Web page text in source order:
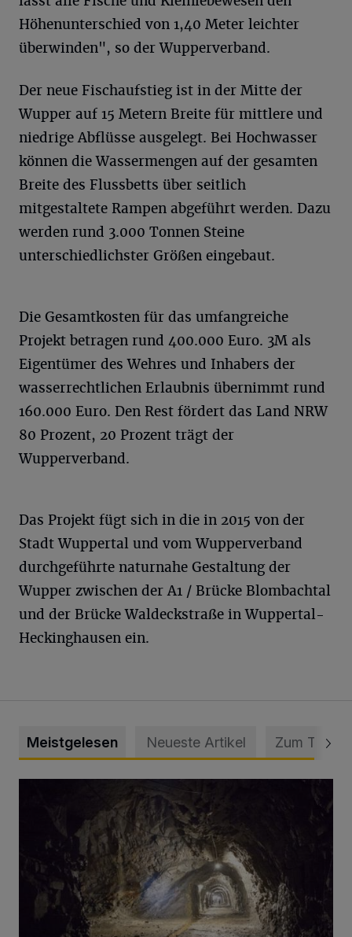
Höhenunterschied von 1,40 Meter leichter
überwinden", so der Wupperverband.
Der neue Fischaufstieg ist in der Mitte der
Wupper auf 15 Metern Breite für mittlere und
niedrige Abflüsse ausgelegt. Bei Hochwasser
können die Wassermengen auf der gesamten
Breite des Flussbetts über seitlich
mitgestaltete Rampen abgeführt werden. Dazu
werden rund 3.000 Tonnen Steine
unterschiedlichster Größen eingebaut.
Die Gesamtkosten für das umfangreiche
Projekt betragen rund 400.000 Euro. 3M als
Eigentümer des Wehres und Inhabers der
wasserrechtlichen Erlaubnis übernimmt rund
160.000 Euro. Den Rest fördert das Land NRW
80 Prozent, 20 Prozent trägt der
Wupperverband.
Das Projekt fügt sich in die in 2015 von der
Stadt Wuppertal und vom Wupperverband
durchgeführte naturnahe Gestaltung der
Wupper zwischen der A1 / Brücke Blombachtal
und der Brücke Waldeckstraße in Wuppertal-
Heckinghausen ein.
Meistgelesen Neueste Artikel Zum Thema